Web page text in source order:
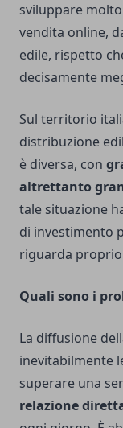
sviluppare
vendita online,
edile, rispetto
decisamente
Sul territorio
distribuzione
è diversa, con
altrettanto
tale situazione
di investimento
riguarda
Quali sono i
La diffusione
inevitabilmente
superare una
relazione